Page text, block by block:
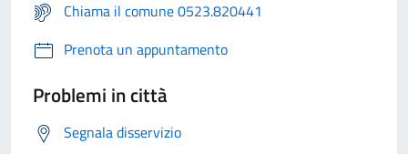
Chiama il comune 0523.820441
Prenota un appuntamento
Problemi in città
Segnala disservizio